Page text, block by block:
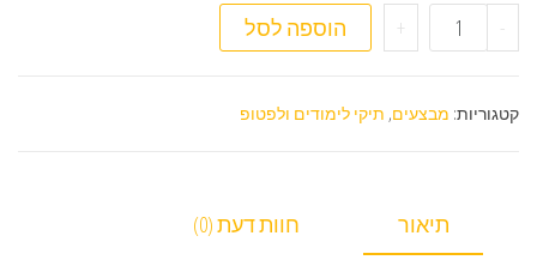
- כמות של תיק יום The North Face Surge
+ הוספה לסל
קטגוריות: מבצעים, תיקי לימודים ולפטופ
תיאור חוות דעת (0)